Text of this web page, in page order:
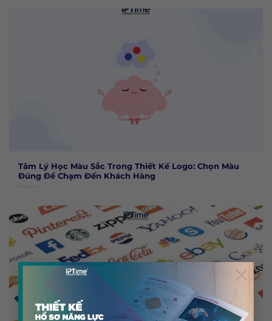
×
Tâm Lý Học Màu Sắc Trong Thiết Kế Logo: Chọn Màu
Đúng Để Chạm Đến Khách Hàng